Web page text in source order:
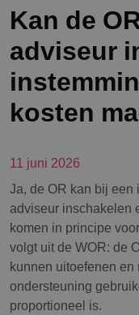
Kan de
adviseur
kosten
11 juni 2026
Ja, de OR kan bij
adviseur inschakelen
komen in principe
volgt uit de WOR: de
kunnen uitoefenen
ondersteuning
proportioneel is.